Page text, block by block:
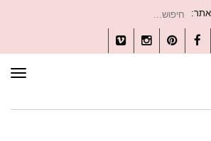
עבור:
Facebook
Pinterest
Instagram
Vimeo